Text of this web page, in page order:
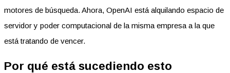
motores de búsqueda. Ahora, OpenAI está alquilando espacio de
servidor y poder computacional de la misma empresa a la que
está tratando de vencer.
Por qué está sucediendo esto